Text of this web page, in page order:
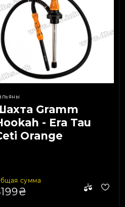
Gramm
- Era Tau
Orange
сумма